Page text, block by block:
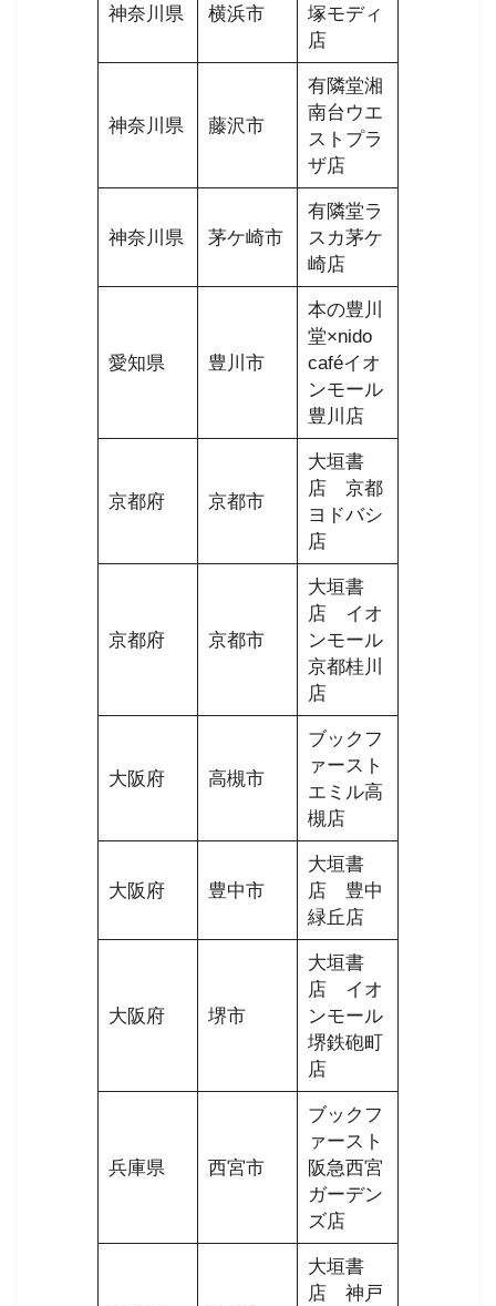
神奈川県 横浜市
塚モディ
店
神奈川県 藤沢市
有隣堂湘
南台ウエ
ストプラ
ザ店
神奈川県 茅ケ崎市
有隣堂ラ
スカ茅ケ
崎店
愛知県 豊川市
本の豊川
堂×nido
caféイオ
ンモール
豊川店
京都府 京都市
大垣書
店 京都
ヨドバシ
店
京都府 京都市
大垣書
店 イオ
ンモール
京都桂川
店
大阪府 高槻市
ブックフ
ァースト
エミル高
槻店
大阪府 豊中市
大垣書
店 豊中
緑丘店
大阪府 堺市
大垣書
店 イオ
ンモール
堺鉄砲町
店
兵庫県 西宮市
ブックフ
ァースト
阪急西宮
ガーデン
ズ店
大垣書
店 神戸